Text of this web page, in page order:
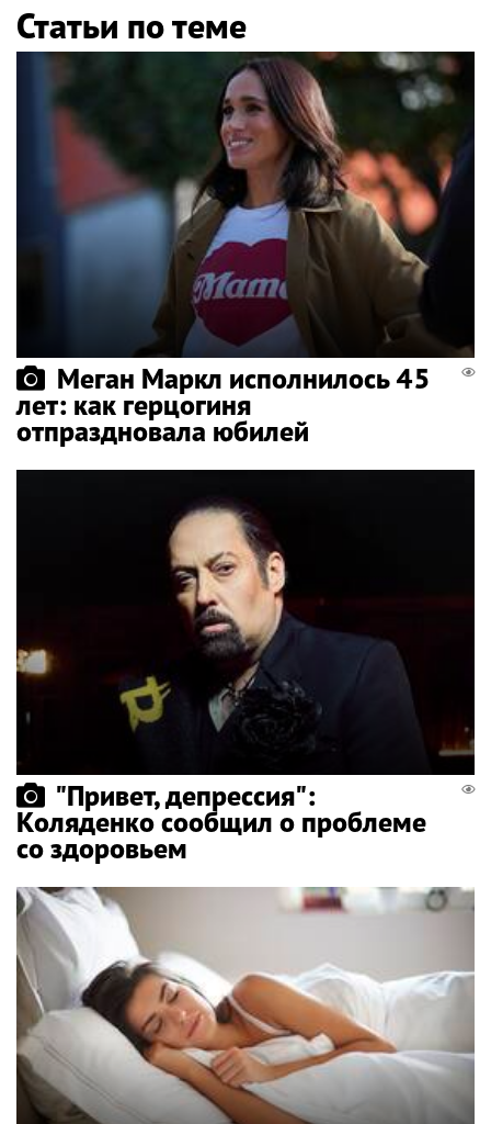
Статьи по теме
Меган Маркл исполнилось 45
лет: как герцогиня
отпраздновала юбилей
"Привет, депрессия":
Коляденко сообщил о проблеме
со здоровьем